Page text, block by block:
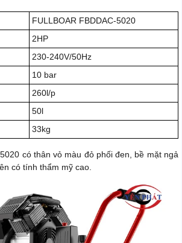
FULLBOAR FBDDAC-5020
2HP
230-240V/50Hz
10 bar
260l/p
50l
33kg
có thân vỏ màu đỏ phối đen, bề mặt ngả
có tính thẩm mỹ cao.